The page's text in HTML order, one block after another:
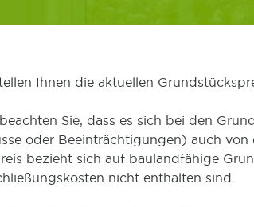
Ihnen die aktuellen
Sie, dass es sich bei den
oder Beeinträchtigungen) auch
bezieht sich auf baulandfähige
nicht enthalten sind.